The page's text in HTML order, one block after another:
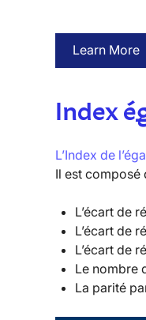
Learn More
Index
L’Index de
Il est composé
L’écart de
L’écart de
L’écart de
Le nombre
La parité